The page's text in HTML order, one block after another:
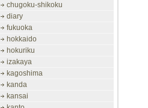
chugoku-shikoku
diary
fukuoka
hokkaido
hokuriku
izakaya
kagoshima
kanda
kansai